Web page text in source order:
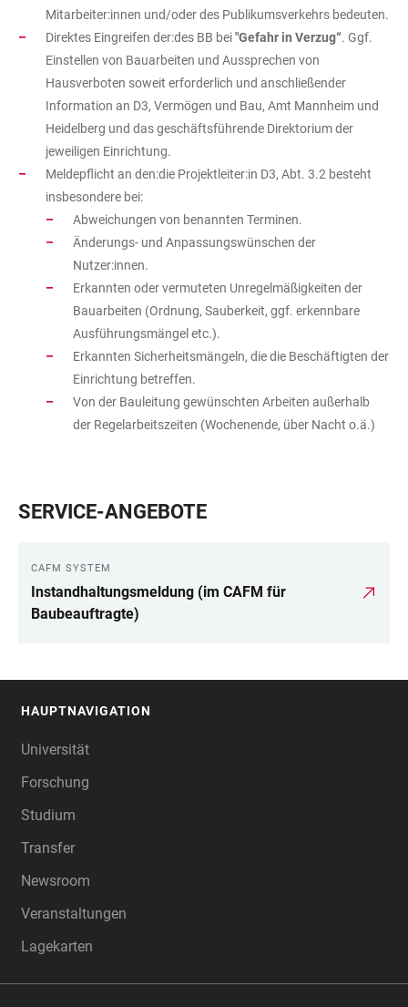
Mitarbeiter:innen und/oder des Publikumsverkehrs bedeuten.
Direktes Eingreifen der:des BB bei"Gefahr in Verzug“. Ggf.
Einstellen von Bauarbeiten und Aussprechen von
Hausverboten soweit erforderlich und anschließender
Information an D3, Vermögen und Bau, Amt Mannheim und
Heidelberg und das geschäftsführende Direktorium der
jeweiligen Einrichtung.
Meldepflicht an den:die Projektleiter:in D3, Abt. 3.2 besteht
insbesondere bei:
Abweichungen von benannten Terminen.
Änderungs- und Anpassungswünschen der
Nutzer:innen.
Erkannten oder vermuteten Unregelmäßigkeiten der
Bauarbeiten (Ordnung, Sauberkeit, ggf. erkennbare
Ausführungsmängel etc.).
Erkannten Sicherheitsmängeln, die die Beschäftigten der
Einrichtung betreffen.
Von der Bauleitung gewünschten Arbeiten außerhalb
der Regelarbeitszeiten (Wochenende, über Nacht o.ä.)
SERVICE-ANGEBOTE
CAFM SYSTEM
Instandhaltungsmeldung (im CAFM für
Baubeauftragte)
HAUPTNAVIGATION
Universität
Forschung
Studium
Transfer
Newsroom
Veranstaltungen
Lagekarten